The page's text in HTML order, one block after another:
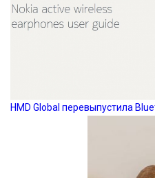
HMD Global перевыпустила